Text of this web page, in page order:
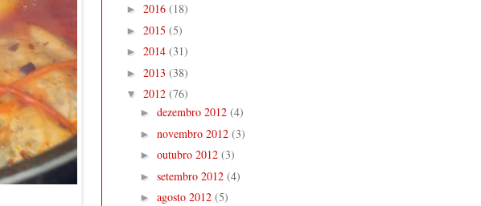
► 2016 (18)
► 2015 (5)
► 2014 (31)
► 2013 (38)
▼ 2012 (76)
► dezembro 2012 (4)
► novembro 2012 (3)
► outubro 2012 (3)
► setembro 2012 (4)
► agosto 2012 (5)